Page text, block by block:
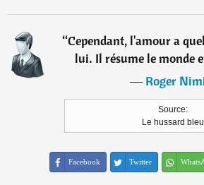
“Cependant, l'amour a
lui. Il résume le monde
―Roger
Source:
Le hussard bleu
Facebook Twitter